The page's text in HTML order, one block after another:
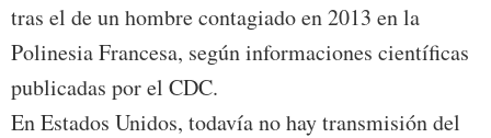
tras el de un hombre contagiado en 2013 en la
Polinesia Francesa, según informaciones científicas
publicadas por el CDC.
En Estados Unidos, todavía no hay transmisión del